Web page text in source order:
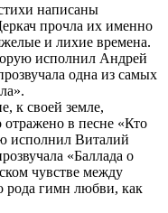
написаны
прочла их именно
и лихие времена.
исполнил Андрей
одна из самых
к своей земле,
в песне «Кто
исполнил Виталий
«Баллада о
чувстве между
гимн любви, как